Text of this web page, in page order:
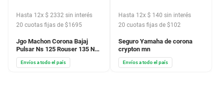
Hasta 12x $ 2332 sin interés
20 cuotas fijas de $1695
Jgo Machon Corona Bajaj
Pulsar Ns 125 Rouser 135 Ns
160 180
Envíos a todo el país
Hasta 12x $ 140 sin interés
20 cuotas fijas de $102
Seguro Yamaha de corona
crypton mn
Envíos a todo el país